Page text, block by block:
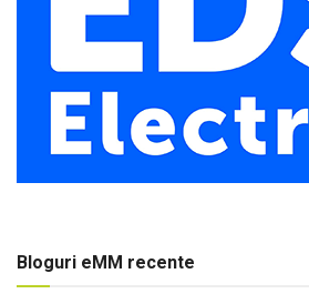
Bloguri eMM recente